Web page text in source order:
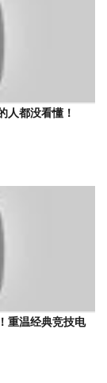
人都没看懂！
重温经典竞技电